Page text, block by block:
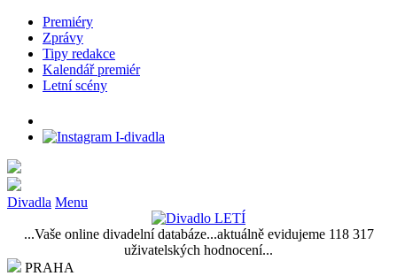
Premiéry
Zprávy
Tipy redakce
Kalendář premiér
Letní scény
Divadla Menu
...Vaše online divadelní databáze...aktuálně evidujeme 118 317
uživatelských hodnocení...
PRAHA